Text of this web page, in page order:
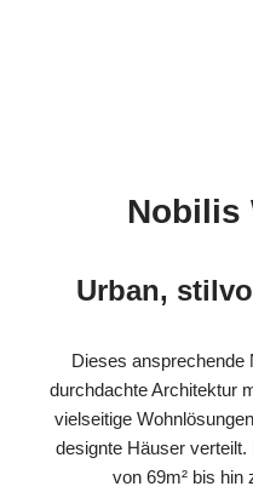
Nobilis
Urban,
Dieses ansprechende
durchdachte Architektur
vielseitige
designte Häuser
von 69m² bis hin